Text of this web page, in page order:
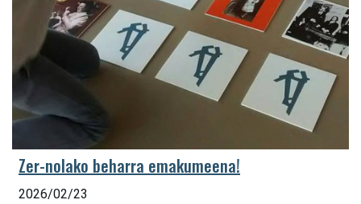
Zer-nolako beharra emakumeena!
2026/02/23